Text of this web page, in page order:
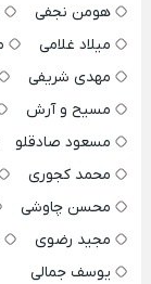
هومن نجفی
میلاد غلامی
مهدی شریفی
مسیح و آرش
مسعود صادقلو
محمد کجوری
محسن چاوشی
مجید رضوی
یوسف جمالی